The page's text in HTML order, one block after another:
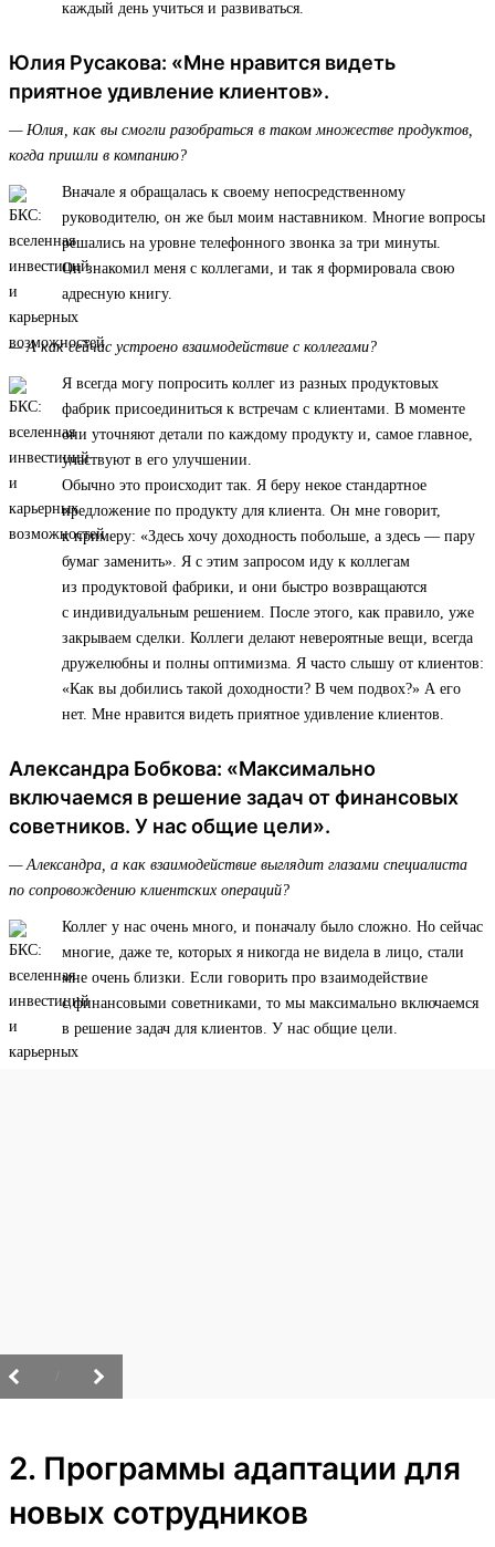
каждый день учиться и развиваться.
Юлия Русакова: «Мне нравится видеть
приятное удивление клиентов».
— Юлия, как вы смогли разобраться в таком множестве продуктов,
когда пришли в компанию?
Вначале я обращалась к своему непосредственному
руководителю, он же был моим наставником. Многие вопросы
решались на уровне телефонного звонка за три минуты.
Он знакомил меня с коллегами, и так я формировала свою
адресную книгу.
— А как сейчас устроено взаимодействие с коллегами?
Я всегда могу попросить коллег из разных продуктовых
фабрик присоединиться к встречам с клиентами. В моменте
они уточняют детали по каждому продукту и, самое главное,
участвуют в его улучшении.
Обычно это происходит так. Я беру некое стандартное
предложение по продукту для клиента. Он мне говорит,
к примеру: «Здесь хочу доходность побольше, а здесь — пару
бумаг заменить». Я с этим запросом иду к коллегам
из продуктовой фабрики, и они быстро возвращаются
с индивидуальным решением. После этого, как правило, уже
закрываем сделки. Коллеги делают невероятные вещи, всегда
дружелюбны и полны оптимизма. Я часто слышу от клиентов:
«Как вы добились такой доходности? В чем подвох?» А его
нет. Мне нравится видеть приятное удивление клиентов.
Александра Бобкова: «Максимально
включаемся в решение задач от финансовых
советников. У нас общие цели».
— Александра, а как взаимодействие выглядит глазами специалиста
по сопровождению клиентских операций?
Коллег у нас очень много, и поначалу было сложно. Но сейчас
многие, даже те, которых я никогда не видела в лицо, стали
мне очень близки. Если говорить про взаимодействие
с финансовыми советниками, то мы максимально включаемся
в решение задач для клиентов. У нас общие цели.
2. Программы адаптации для
новых сотрудников